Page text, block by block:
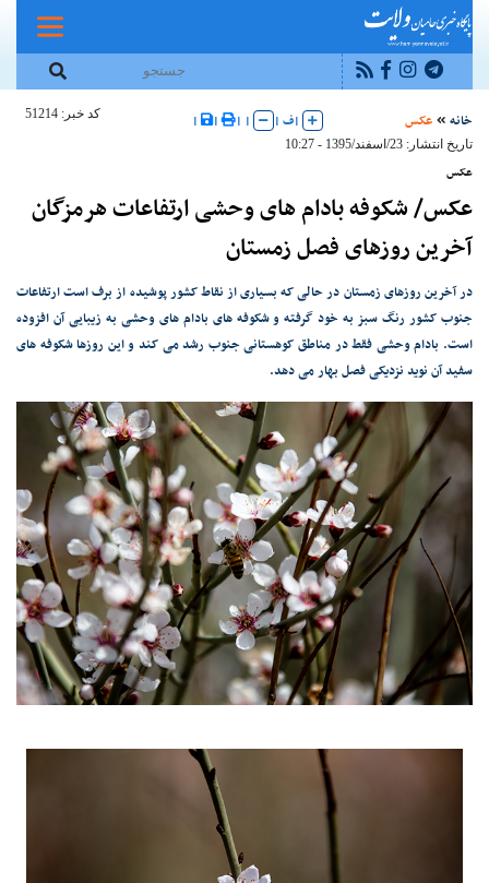
خانه عکس |ف |
|
|
|
|
کد خبر: 51214
تاریخ انتشار: 23/اسفند/1395 - 10:27
عکس
عکس/ شکوفه بادام های وحشی ارتفاعات هرمزگان
آخرین روزهای فصل زمستان
در آخرین روزهای زمستان در حالی که بسیاری از نقاط کشور پوشیده از برف است ارتفاعات
جنوب کشور رنگ سبز به خود گرفته و شکوفه های بادام های وحشی به زیبایی آن افزوده
است. بادام وحشی فقط در مناطق کوهستانی جنوب رشد می کند و این روزها شکوفه های
سفید آن نوید نزدیکی فصل بهار می دهد.